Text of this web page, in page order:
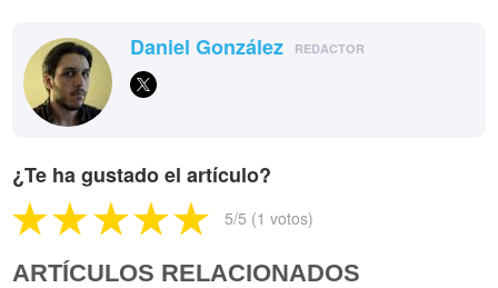
Daniel González REDACTOR
¿Te ha gustado el artículo?
5/5 (1 votos)
ARTÍCULOS RELACIONADOS